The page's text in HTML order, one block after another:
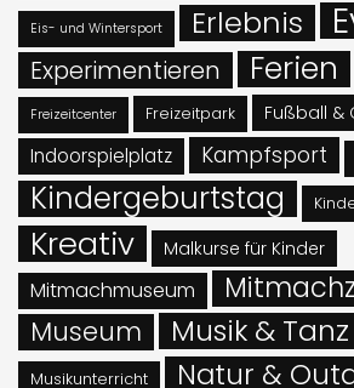
Eis- und Wintersport Erlebnis
Experimentieren Ferien
Freizeitcenter Freizeitpark Fußball &
Indoorspielplatz Kampfsport
Kindergeburtstag
Kreativ Malkurse für Kinder
Mitmachmuseum
Museum Musik & Tanz
Musikunterricht Natur &